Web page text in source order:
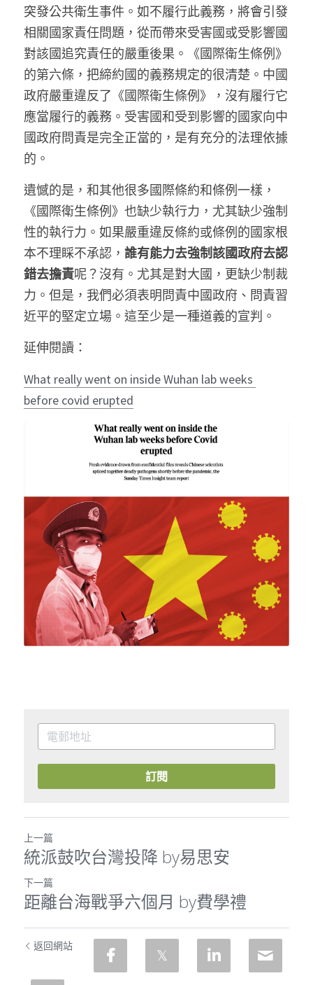
突發公共衛生事件。如不履行此義務，將會引發
相關國家責任問題，從而帶來受害國或受影響國
對該國追究責任的嚴重後果。《國際衛生條例》
的第六條，把締約國的義務規定的很清楚。中國
政府嚴重違反了《國際衛生條例》，沒有履行它
應當履行的義務。受害國和受到影響的國家向中
國政府問責是完全正當的，是有充分的法理依據
的。
遺憾的是，和其他很多國際條約和條例一樣，
《國際衛生條例》也缺少執行力，尤其缺少強制
性的執行力。如果嚴重違反條約或條例的國家根
本不理睬不承認， 誰有能力去強制該國政府去認
錯去擔責呢？沒有。尤其是對大國，更缺少制裁
力。但是，我們必須表明問責中國政府、問責習
近平的堅定立場。這至少是一種道義的宣判。
延伸閱讀：
What really went on inside Wuhan lab weeks
before covid erupted
訂閱
上一篇
統派鼓吹台灣投降 by易思安
下一篇
距離台海戰爭六個月 by費學禮
返回網站